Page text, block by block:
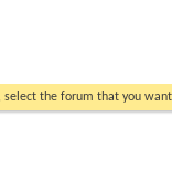
select the forum that you